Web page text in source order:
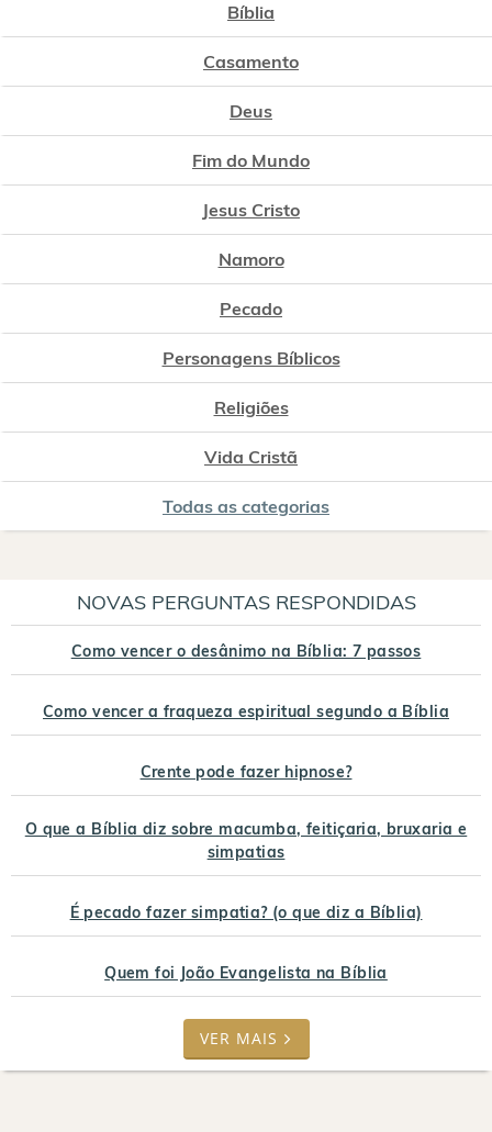
Bíblia
Casamento
Deus
Fim do Mundo
Jesus Cristo
Namoro
Pecado
Personagens Bíblicos
Religiões
Vida Cristã
Todas as categorias
NOVAS PERGUNTAS RESPONDIDAS
Como vencer o desânimo na Bíblia: 7 passos
Como vencer a fraqueza espiritual segundo a Bíblia
Crente pode fazer hipnose?
O que a Bíblia diz sobre macumba, feitiçaria, bruxaria e
simpatias
É pecado fazer simpatia? (o que diz a Bíblia)
Quem foi João Evangelista na Bíblia
VER MAIS